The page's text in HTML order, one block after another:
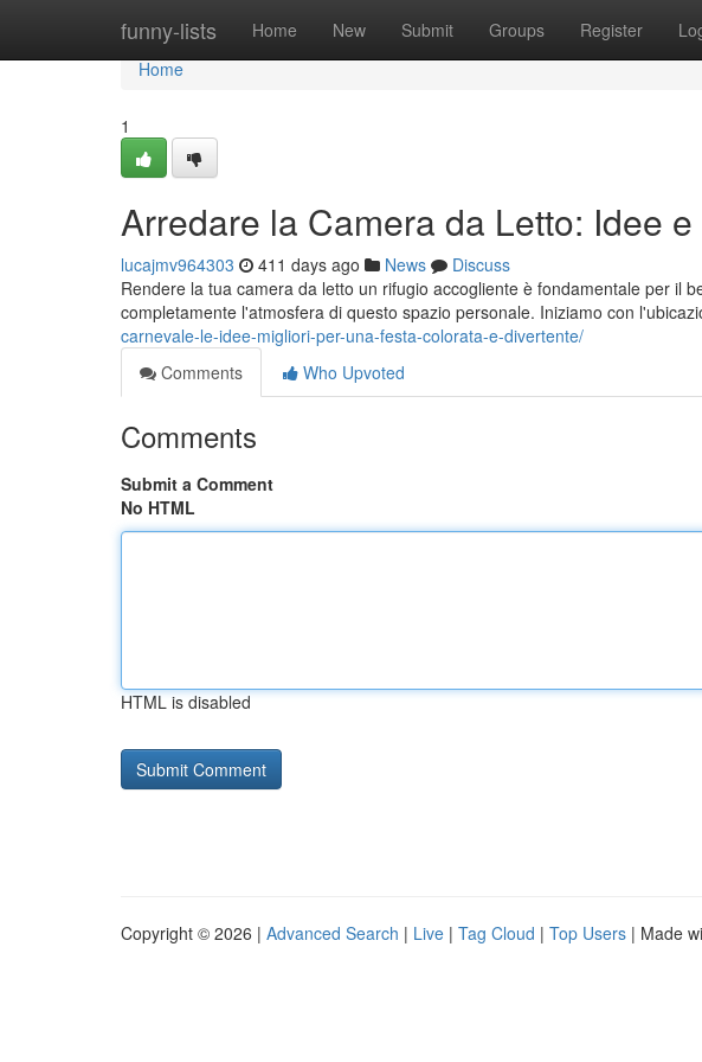
funny-lists Home New Submit Groups Register
Home
Home
1
Arredare la Camera da Letto: Idee
lucajmv964303 411 days ago News
Discuss
Rendere la tua camera da letto un rifugio accogliente è fondamentale per il
completamente l'atmosfera di questo spazio personale. Iniziamo con
carnevale-le-idee-migliori-per-una-festa-colorata-e-divertente/
Comments
Who Upvoted
Comments
Submit a Comment
No HTML
HTML is disabled
Copyright © 2026 | Advanced Search | Live | Tag Cloud | Top Users | Made